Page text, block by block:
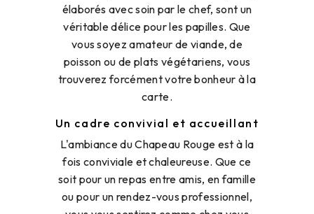
élaborés avec soin par le chef, sont un
véritable délice pour les papilles. Que
vous soyez amateur de viande, de
poisson ou de plats végétariens, vous
trouverez forcément votre bonheur à la
carte.
Un cadre convivial et accueillant
L'ambiance du Chapeau Rouge est à la
fois conviviale et chaleureuse. Que ce
soit pour un repas entre amis, en famille
ou pour un rendez-vous professionnel,